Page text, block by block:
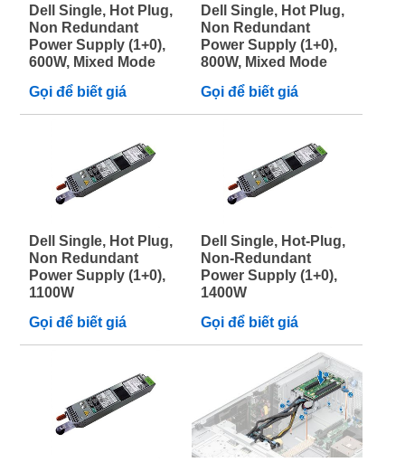
Dell Single, Hot Plug,
Non Redundant
Power Supply (1+0),
600W, Mixed Mode
Gọi để biết giá
Dell Single, Hot Plug,
Non Redundant
Power Supply (1+0),
800W, Mixed Mode
Gọi để biết giá
Dell Single, Hot Plug,
Non Redundant
Power Supply (1+0),
1100W
Gọi để biết giá
Dell Single, Hot-Plug,
Non-Redundant
Power Supply (1+0),
1400W
Gọi để biết giá